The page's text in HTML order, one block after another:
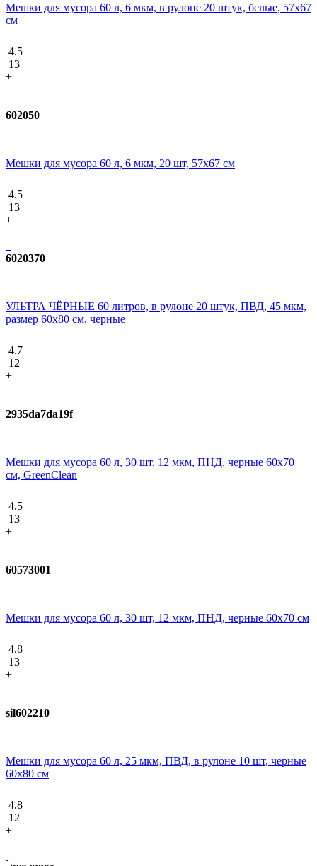
Мешки для мусора 60 л, 6 мкм, в рулоне 20 штук, белые, 57х67
см
4.5
13
+
602050
Мешки для мусора 60 л, 6 мкм, 20 шт, 57х67 см
4.5
13
+
6020370
УЛЬТРА ЧЁРНЫЕ 60 литров, в рулоне 20 штук, ПВД, 45 мкм,
размер 60х80 см, черные
4.7
12
+
2935da7da19f
Мешки для мусора 60 л, 30 шт, 12 мкм, ПНД, черные 60х70
см, GreenClean
4.5
13
+
60573001
Мешки для мусора 60 л, 30 шт, 12 мкм, ПНД, черные 60х70 см
4.8
13
+
sil602210
Мешки для мусора 60 л, 25 мкм, ПВД, в рулоне 10 шт, черные
60х80 см
4.8
12
+